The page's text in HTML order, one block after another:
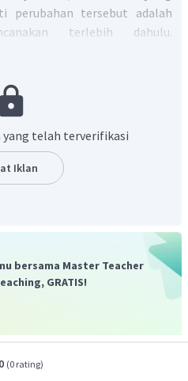
perubahan tersebut adalah
terlebih dahulu.
tersebut,
yang telah terverifikasi
Iklan
bersama Master Teacher
GRATIS!
(0 rating)